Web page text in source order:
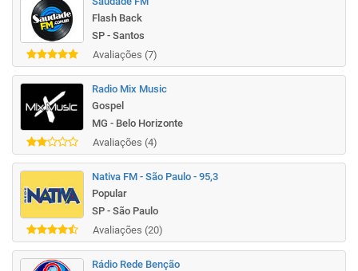
Flash Back
SP - Santos
Avaliações (7)
Radio Mix Music
Gospel
MG - Belo Horizonte
Avaliações (4)
Nativa FM - São Paulo - 95,3
Popular
SP - São Paulo
Avaliações (20)
Rádio Rede Benção